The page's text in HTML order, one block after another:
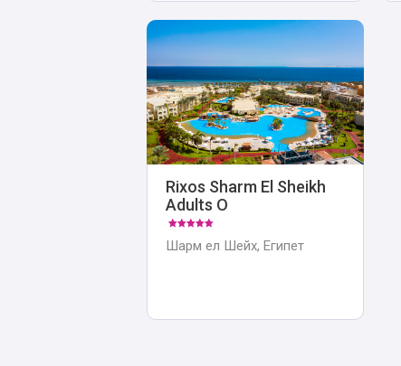
Rixos Sharm El Sheikh
Adults O
Шарм ел Шейх, Египет